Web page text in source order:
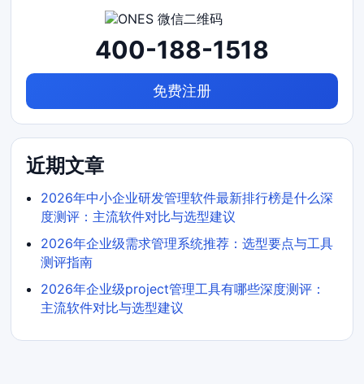
400-188-1518
免费注册
近期文章
2026年中小企业研发管理软件最新排行榜是什么深
度测评：主流软件对比与选型建议
2026年企业级需求管理系统推荐：选型要点与工具
测评指南
2026年企业级project管理工具有哪些深度测评：
主流软件对比与选型建议